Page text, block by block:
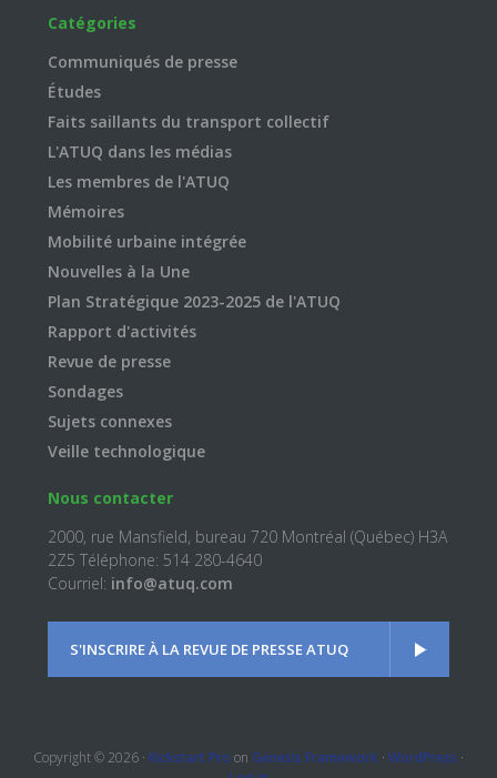
Catégories
Communiqués de presse
Études
Faits saillants du transport collectif
L'ATUQ dans les médias
Les membres de l'ATUQ
Mémoires
Mobilité urbaine intégrée
Nouvelles à la Une
Plan Stratégique 2023-2025 de l'ATUQ
Rapport d'activités
Revue de presse
Sondages
Sujets connexes
Veille technologique
Nous contacter
2000, rue Mansfield, bureau 720 Montréal (Québec) H3A
2Z5 Téléphone: 514 280-4640
Courriel: info@atuq.com
S'INSCRIRE À LA REVUE DE PRESSE ATUQ
Copyright © 2026 · Kickstart Pro on Genesis Framework · WordPress ·